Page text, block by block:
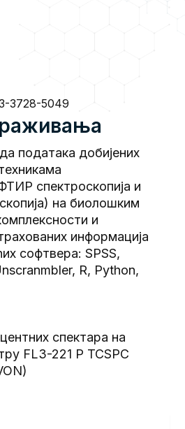
3728-5049
података добијених
спектроскопија и
на биолошким
и
информација
софтвера: SPSS,
R, Python,
спектара на
FL3-221 P TCSPC